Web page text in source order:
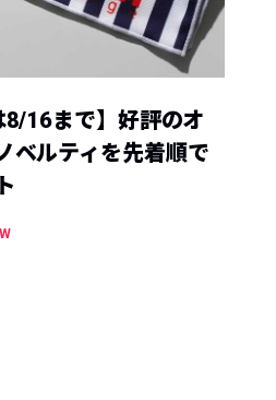
8/16まで】好評のオ
ベルティを先着順で